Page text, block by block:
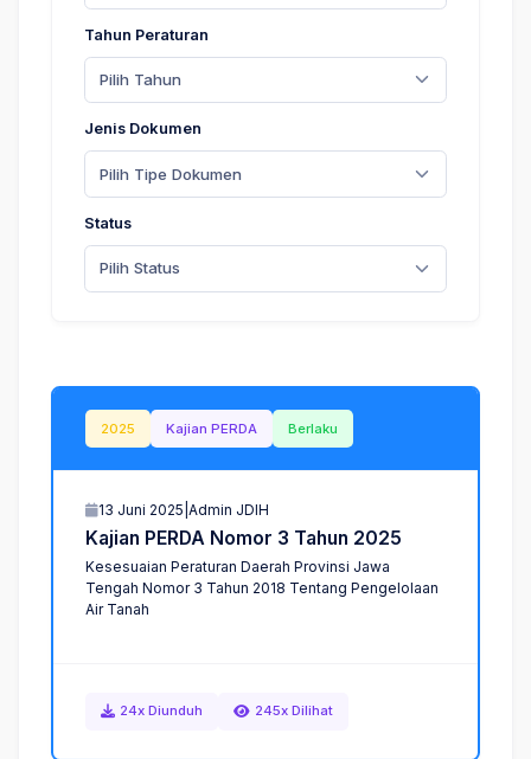
Tahun Peraturan
Pilih Tahun
Jenis Dokumen
Pilih Tipe Dokumen
Status
Pilih Status
2025 Kajian PERDA Berlaku
13 Juni 2025 Admin JDIH
Kajian PERDA Nomor 3 Tahun 2025
Kesesuaian Peraturan Daerah Provinsi Jawa
Tengah Nomor 3 Tahun 2018 Tentang Pengelolaan
Air Tanah
24x Diunduh 245x Dilihat